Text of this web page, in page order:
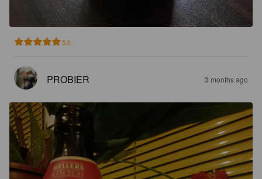
5.0
PROBIER 3 months ago